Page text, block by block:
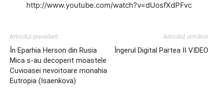
http://www.youtube.com/watch?v=dUosfXdPFvc
Articolul precedent
În Eparhia Herson din Rusia
Mica s-au decoperit moastele
Cuvioasei nevoitoare monahia
Eutropia (Isaenkova)
Articolul următor
Îngerul Digital Partea II VIDEO